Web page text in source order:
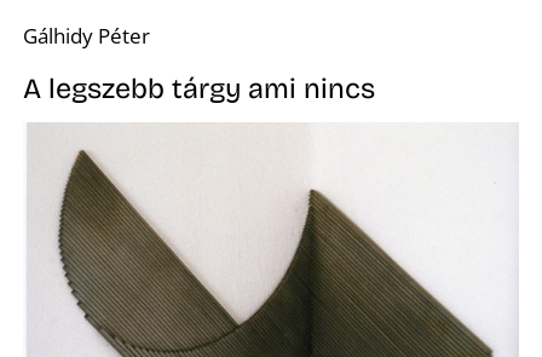
Gálhidy Péter
A legszebb tárgy ami nincs